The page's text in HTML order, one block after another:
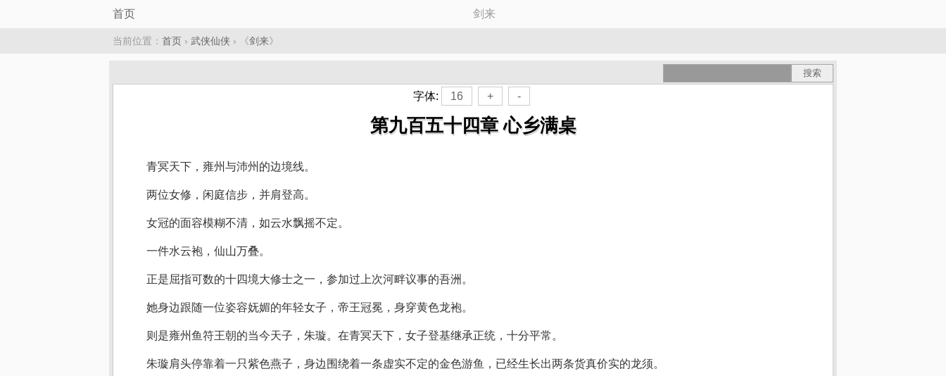
首页 剑来
当前位置： 首页 › 武侠仙侠 › 《剑来》
字体: 16 + -
第九百五十四章 心乡满桌
青冥天下，雍州与沛州的边境线。
两位女修，闲庭信步，并肩登高。
女冠的面容模糊不清，如云水飘摇不定。
一件水云袍，仙山万叠。
正是屈指可数的十四境大修士之一，参加过上次河畔议事的吾洲。
她身边跟随一位姿容妩媚的年轻女子，帝王冠冕，身穿黄色龙袍。
则是雍州鱼符王朝的当今天子，朱璇。在青冥天下，女子登基继承正统，十分平常。
朱璇肩头停靠着一只紫色燕子，身边围绕着一条虚实不定的金色游鱼，已经生长出两条货真价实的龙须。